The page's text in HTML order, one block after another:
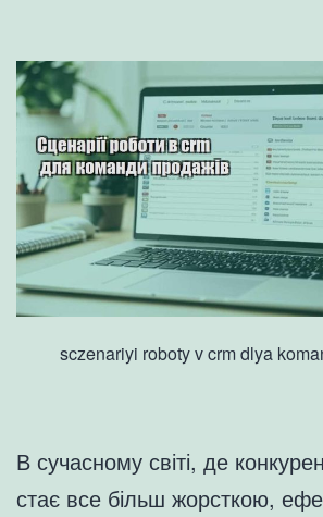
sczenariyi roboty v crm dlya
В сучасному світі, де
стає все більш жорсткою,